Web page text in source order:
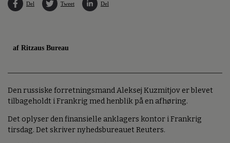
Del Tweet Del
af Ritzaus Bureau
Den russiske forretningsmand Aleksej Kuzmitjov er blevet
tilbageholdt i Frankrig med henblik på en afhøring.
Det oplyser den finansielle anklagers kontor i Frankrig
tirsdag. Det skriver nyhedsbureauet Reuters.